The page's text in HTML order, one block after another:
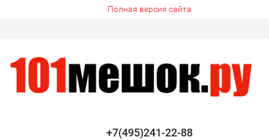
Полная версия сайта
+7(495)241-22-88